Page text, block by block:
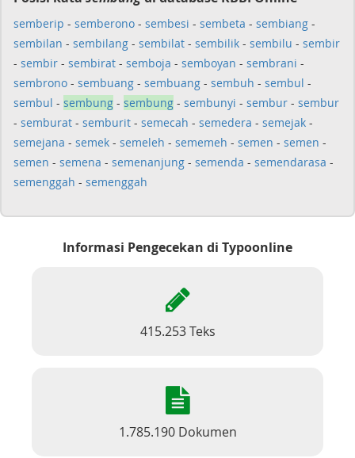
semberip - semberono - sembesi - sembeta - sembiang -
sembilan - sembilang - sembilat - sembilik - sembilu - sembir
- sembir - sembirat - semboja - semboyan - sembrani -
sembrono - sembuang - sembuang - sembuh - sembul -
sembul - sembung - sembung - sembunyi - sembur - sembur
- semburat - semburit - semecah - semedera - semejak -
semejana - semek - semeleh - sememeh - semen - semen -
semen - semena - semenanjung - semenda - semendarasa -
semenggah - semenggah
Informasi Pengecekan di Typoonline
415.253 Teks
1.785.190 Dokumen